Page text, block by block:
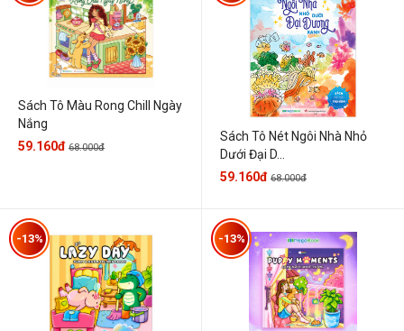
Sách Tô Màu Rong Chill Ngày
Nắng
59.160đ 68.000đ
Sách Tô Nét Ngôi Nhà Nhỏ
Dưới Đại D...
59.160đ 68.000đ
-13% -13%